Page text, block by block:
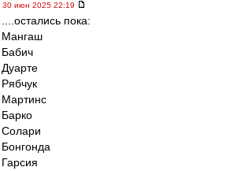
30 июн 2025 22:19
....остались пока:
Мангаш
Бабич
Дуарте
Рябчук
Мартинс
Барко
Солари
Бонгонда
Гарсия